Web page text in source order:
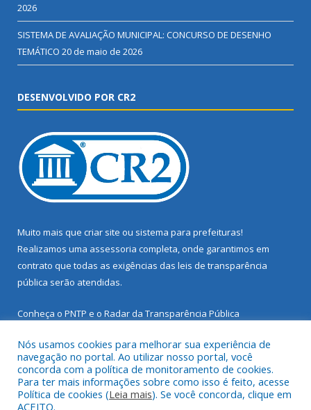
2026
SISTEMA DE AVALIAÇÃO MUNICIPAL: CONCURSO DE DESENHO
TEMÁTICO 20 de maio de 2026
DESENVOLVIDO POR CR2
Muito mais que criar site ou sistema para prefeituras!
Realizamos uma assessoria completa, onde garantimos em
contrato que todas as exigências das leis de transparência
pública serão atendidas.
Conheça o PNTP e o Radar da Transparência Pública
Todos os direitos reservados a Prefeitura Municipal de Santarém
Novo.
Nós usamos cookies para melhorar sua experiência de
navegação no portal. Ao utilizar nosso portal, você
concorda com a política de monitoramento de cookies.
Para ter mais informações sobre como isso é feito, acesse
Política de cookies (Leia mais). Se você concorda, clique em
ACEITO.